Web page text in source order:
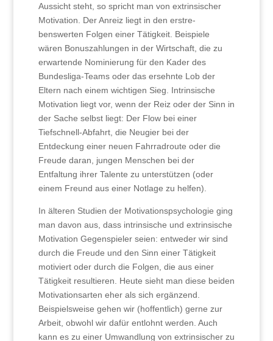
Aussicht steht, so spricht man von extrinsischer
Motivation. Der Anreiz liegt in den erstre-
benswerten Folgen einer Tätigkeit. Beispiele
wären Bonuszahlungen in der Wirtschaft, die zu
erwartende Nominierung für den Kader des
Bundesliga-Teams oder das ersehnte Lob der
Eltern nach einem wichtigen Sieg. Intrinsische
Motivation liegt vor, wenn der Reiz oder der Sinn in
der Sache selbst liegt: Der Flow bei einer
Tiefschnell-Abfahrt, die Neugier bei der
Entdeckung einer neuen Fahrradroute oder die
Freude daran, jungen Menschen bei der
Entfaltung ihrer Talente zu unterstützen (oder
einem Freund aus einer Notlage zu helfen).
In älteren Studien der Motivationspsychologie ging
man davon aus, dass intrinsische und extrinsische
Motivation Gegenspieler seien: entweder wir sind
durch die Freude und den Sinn einer Tätigkeit
motiviert oder durch die Folgen, die aus einer
Tätigkeit resultieren. Heute sieht man diese beiden
Motivationsarten eher als sich ergänzend.
Beispielsweise gehen wir (hoffentlich) gerne zur
Arbeit, obwohl wir dafür entlohnt werden. Auch
kann es zu einer Umwandlung von extrinsischer zu